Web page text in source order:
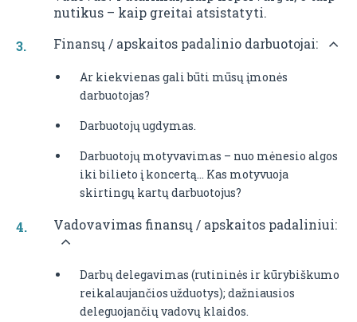
nutikus – kaip greitai atsistatyti.
Finansų / apskaitos padalinio darbuotojai:
Ar kiekvienas gali būti mūsų įmonės
darbuotojas?
Darbuotojų ugdymas.
Darbuotojų motyvavimas – nuo mėnesio algos
iki bilieto į koncertą… Kas motyvuoja
skirtingų kartų darbuotojus?
Vadovavimas finansų / apskaitos padaliniui:
Darbų delegavimas (rutininės ir kūrybiškumo
reikalaujančios užduotys); dažniausios
deleguojančių vadovų klaidos.